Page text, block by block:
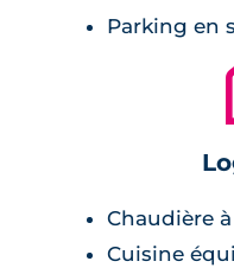
est dite "à
séjour, ce qui
principale.
appartements de
principale se
privative.
Prestations du bien
Parking en
Chaudière
Cuisine